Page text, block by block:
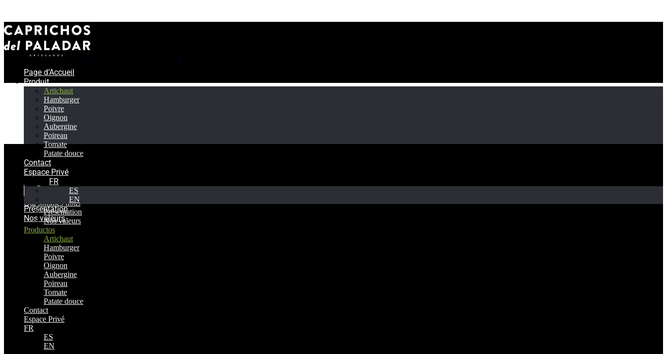
Page d’Accueil
Produit
Artichaut
Hamburger
Poivre
Oignon
Aubergine
Poireau
Tomate
Patate douce
Contact
Espace Privé
FR
ES
EN
Présentation
Nos valeurs
Page d’Accueil
Qui sommes-nous
Présentation
Nos valeurs
Productos
Artichaut
Hamburger
Poivre
Oignon
Aubergine
Poireau
Tomate
Patate douce
Contact
Espace Privé
FR
ES
EN